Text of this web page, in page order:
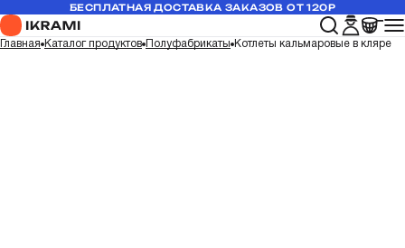
БЕСПЛАТНАЯ ДОСТАВКА ЗАКАЗОВ ОТ 120Р
Главная Каталог продуктов Полуфабрикаты Котлеты кальмаровые в кляре